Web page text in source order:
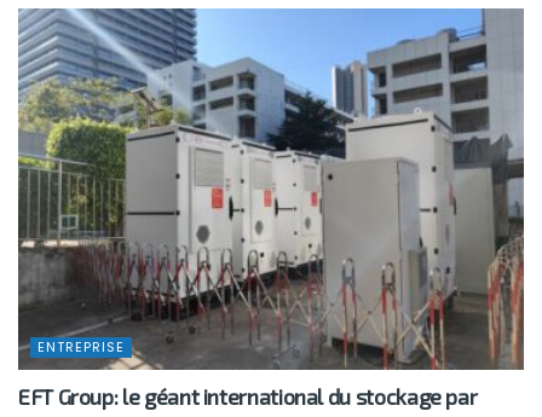
ENTREPRISE
EFT Group: le géant international du stockage par